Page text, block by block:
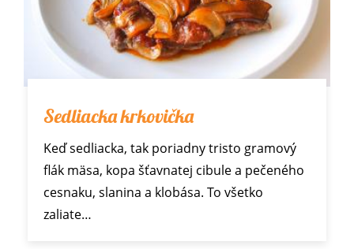
Sedliacka krkovička
Keď sedliacka, tak poriadny tristo gramový
flák mäsa, kopa šťavnatej cibule a pečeného
cesnaku, slanina a klobása. To všetko
zaliate…